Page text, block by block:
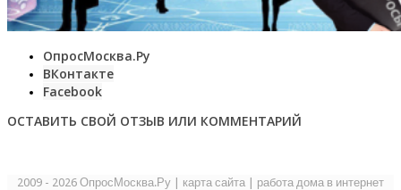
ОпросМосква.Ру
ВКонтакте
Facebook
ОСТАВИТЬ СВОЙ ОТЗЫВ ИЛИ КОММЕНТАРИЙ
2009 - 2026 ОпросМосква.Ру | карта сайта | работа дома в интернет